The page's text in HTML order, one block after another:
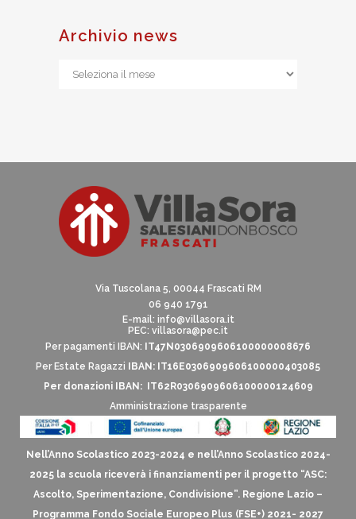
Archivio news
Archivio
Via Tuscolana 5, 00044 Frascati RM
06 940 1791
E-mail: info@villasora.it
PEC: villasora@pec.it
Per pagamenti IBAN:
IT47N0306909606100000008676
Per Estate Ragazzi
IBAN: IT16E0306909606100000403085
Per donazioni IBAN: IT62R0306909606100000124609
Amministrazione trasparente
Nell’Anno Scolastico 2023-2024 e nell’Anno Scolastico 2024-
2025 la scuola riceverà i finanziamenti per il progetto “ASC:
Ascolto, Sperimentazione, Condivisione”. Regione Lazio –
Programma Fondo Sociale Europeo Plus (FSE+) 2021- 2027